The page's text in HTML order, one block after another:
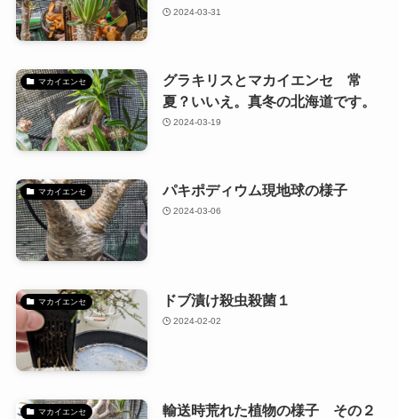
2024-03-31
マカイエンセ
グラキリスとマカイエンセ 常
夏？いいえ。真冬の北海道です。
2024-03-19
マカイエンセ パキポディウム現地球の様子
2024-03-06
マカイエンセ ドブ漬け殺虫殺菌１
2024-02-02
マカイエンセ 輸送時荒れた植物の様子 その２